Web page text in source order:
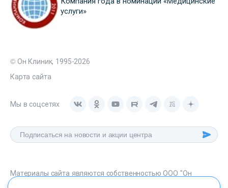
услуги»
© Он Клиник, 1995-2026
Карта сайта
Мы в соцсетях
Материалы сайта являются собственностью ООО "Он